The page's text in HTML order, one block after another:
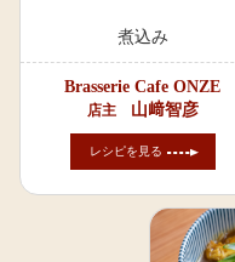
煮込み
Brasserie Cafe ONZE
店主 山﨑智彦
レシピを見る